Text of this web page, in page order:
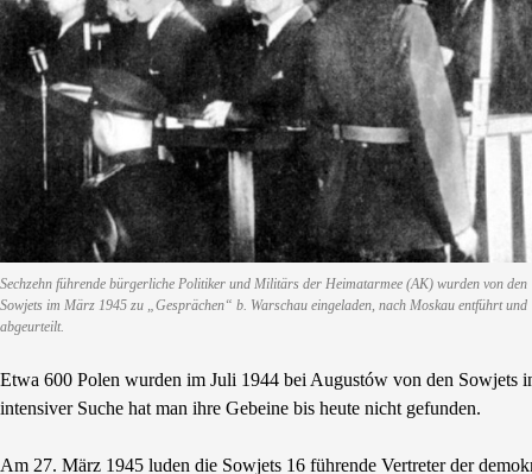
Sechzehn führende bürgerliche Politiker und Militärs der Heimatarmee (AK) wurden von den
Sowjets im März 1945 zu „Gesprächen“ b. Warschau eingeladen, nach Moskau entführt und
abgeurteilt.
Etwa 600 Polen wurden im Juli 1944 bei Augustów von den Sowjets
intensiver Suche hat man ihre Gebeine bis heute nicht gefunden.
Am 27. März 1945 luden die Sowjets 16 führende Vertreter der